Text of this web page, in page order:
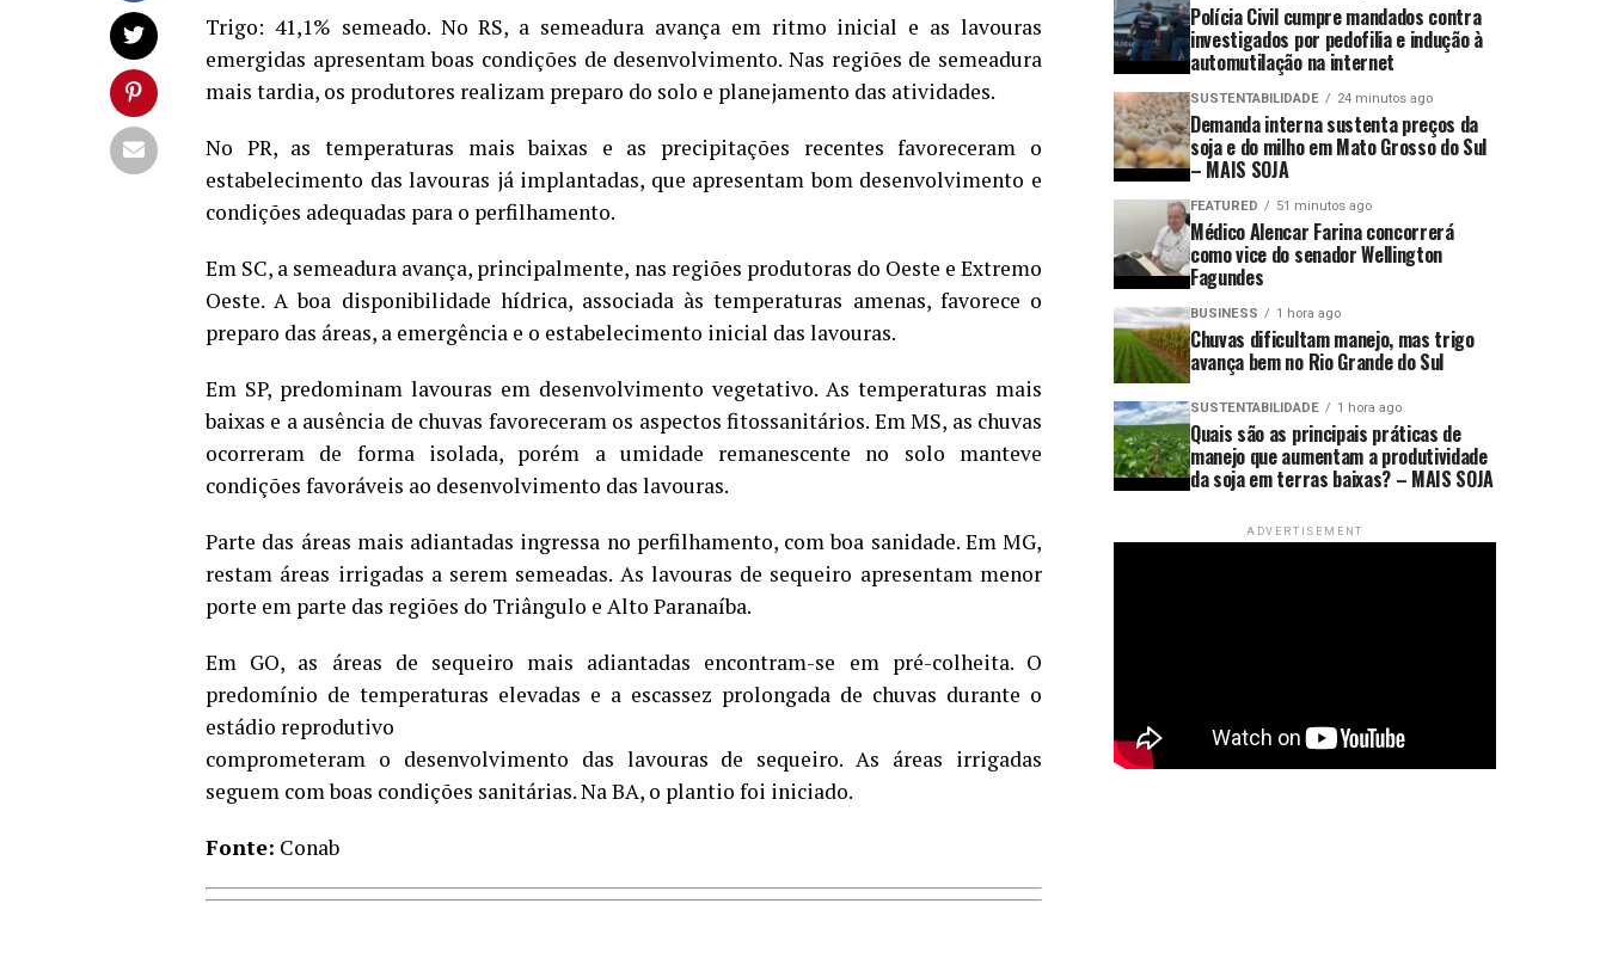
Trigo: 41,1% semeado. No RS, a semeadura avança em ritmo inicial e as lavouras
emergidas apresentam boas condições de desenvolvimento. Nas regiões de semeadura
mais tardia, os produtores realizam preparo do solo e planejamento das atividades.
No PR, as temperaturas mais baixas e as precipitações recentes favoreceram o
estabelecimento das lavouras já implantadas, que apresentam bom desenvolvimento e
condições adequadas para o perfilhamento.
Em SC, a semeadura avança, principalmente, nas regiões produtoras do Oeste e Extremo
Oeste. A boa disponibilidade hídrica, associada às temperaturas amenas, favorece o
preparo das áreas, a emergência e o estabelecimento inicial das lavouras.
Em SP, predominam lavouras em desenvolvimento vegetativo. As temperaturas mais
baixas e a ausência de chuvas favoreceram os aspectos fitossanitários. Em MS, as chuvas
ocorreram de forma isolada, porém a umidade remanescente no solo manteve
condições favoráveis ao desenvolvimento das lavouras.
Parte das áreas mais adiantadas ingressa no perfilhamento, com boa sanidade. Em MG,
restam áreas irrigadas a serem semeadas. As lavouras de sequeiro apresentam menor
porte em parte das regiões do Triângulo e Alto Paranaíba.
Em GO, as áreas de sequeiro mais adiantadas encontram-se em pré-colheita. O
predomínio de temperaturas elevadas e a escassez prolongada de chuvas durante o
estádio reprodutivo
comprometeram o desenvolvimento das lavouras de sequeiro. As áreas irrigadas
seguem com boas condições sanitárias. Na BA, o plantio foi iniciado.
Fonte: Conab
Polícia Civil cumpre mandados contra
investigados por pedofilia e indução à
automutilação na internet
SUSTENTABILIDADE 24 minutos ago
Demanda interna sustenta preços da
soja e do milho em Mato Grosso do Sul
– MAIS SOJA
FEATURED 51 minutos ago
Médico Alencar Farina concorrerá
como vice do senador Wellington
Fagundes
BUSINESS 1 hora ago
Chuvas dificultam manejo, mas trigo
avança bem no Rio Grande do Sul
SUSTENTABILIDADE 1 hora ago
Quais são as principais práticas de
manejo que aumentam a produtividade
da soja em terras baixas? – MAIS SOJA
ADVERTISEMENT